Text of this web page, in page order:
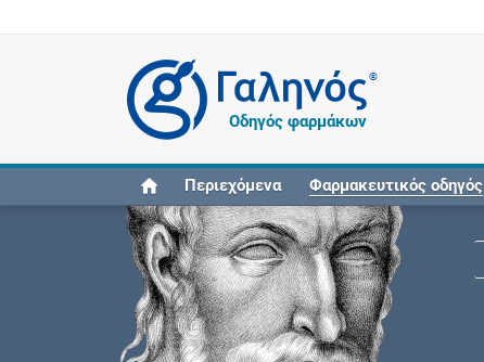
®
Οδηγός φαρμάκων
Περιεχόμενα Φαρμακευτικός οδηγός